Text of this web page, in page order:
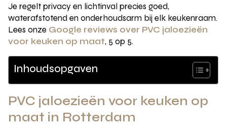
Je regelt privacy en lichtinval precies goed,
waterafstotend en onderhoudsarm bij elk keukenraam.
Lees onze Google reviews over PVC jaloezieën
voor keuken op maat, 5 op 5.
Inhoudsopgaven
PVC jaloezieën voor keuken op
maat in Rotterdam